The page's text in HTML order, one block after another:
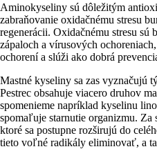
Aminokyseliny sú dôležitým
zabraňovanie oxidačnému stresu
regenerácii. Oxidačnému stresu sú
zápaloch a vírusových
ochorení a slúži ako dobrá
Mastné kyseliny sa zas vyznačujú
Pestrec obsahuje viacero druhov
spomenieme napríklad kyselinu
spomaľuje starnutie organizmu.
ktoré sa postupne rozširujú do
tieto voľné radikály eliminovať, a